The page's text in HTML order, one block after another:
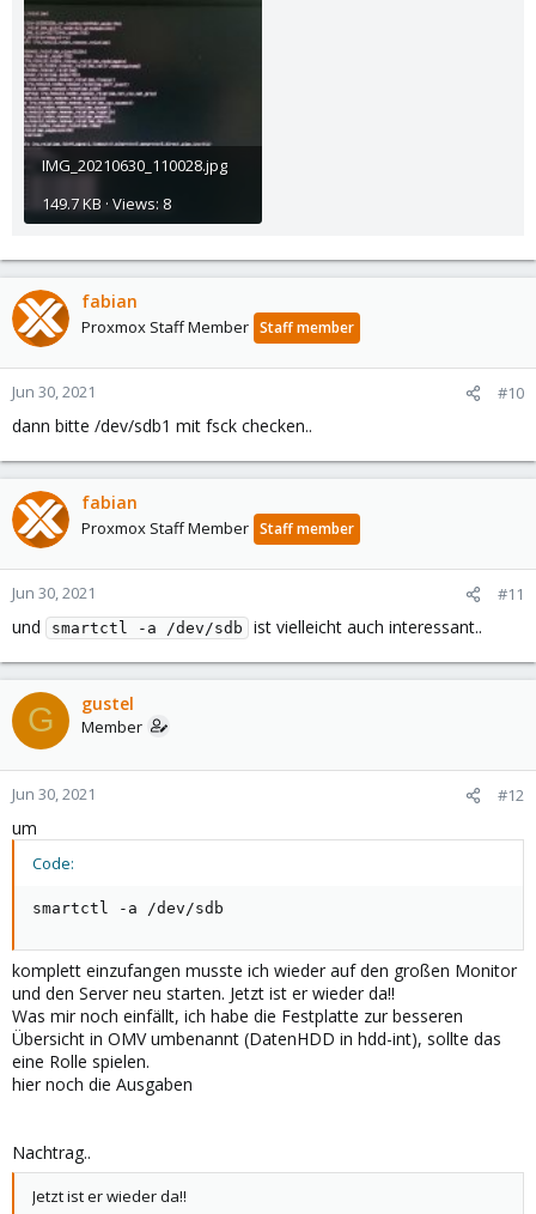
IMG_20210630_110028.jpg
149.7 KB · Views: 8
fabian
Proxmox Staff Member Staff member
Jun 30, 2021 #10
dann bitte /dev/sdb1 mit fsck checken..
fabian
Proxmox Staff Member Staff member
Jun 30, 2021 #11
und smartctl -a /dev/sdb ist vielleicht auch interessant..
G gustel
Member
Jun 30, 2021 #12
um
Code:
smartctl -a /dev/sdb
komplett einzufangen musste ich wieder auf den großen Monitor
und den Server neu starten. Jetzt ist er wieder da!!
Was mir noch einfällt, ich habe die Festplatte zur besseren
Übersicht in OMV umbenannt (DatenHDD in hdd-int), sollte das
eine Rolle spielen.
hier noch die Ausgaben
Nachtrag..
Jetzt ist er wieder da!!